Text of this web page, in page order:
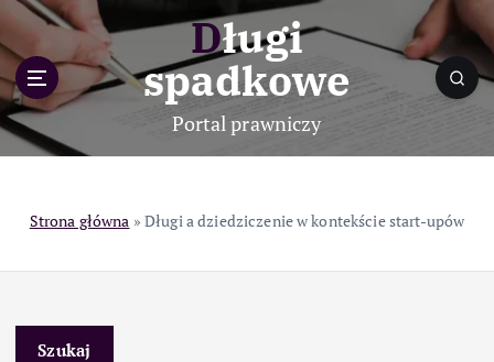
p
o
c
Długi
spadkowe
Portal prawniczy
Strona główna » Długi a dziedziczenie w kontekście start-upów
Szukaj